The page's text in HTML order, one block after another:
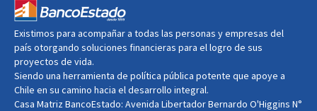
Existimos para acompañar a todas las personas y empresas del
país otorgando soluciones financieras para el logro de sus
proyectos de vida.
Siendo una herramienta de política pública potente que apoye a
Chile en su camino hacia el desarrollo integral.
Casa Matriz BancoEstado: Avenida Libertador Bernardo O'Higgins N°